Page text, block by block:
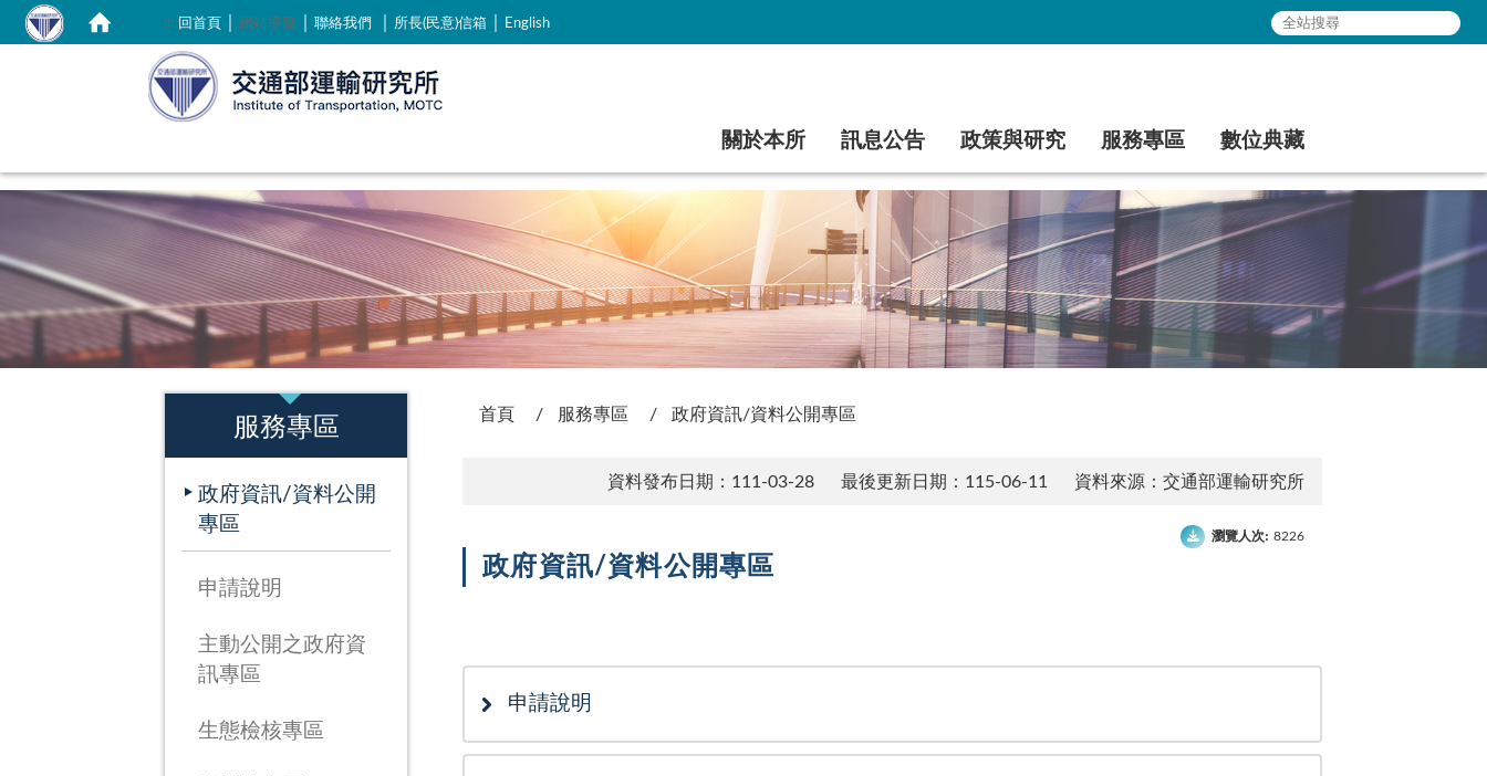
::: 回首頁｜ 網站導覽 聯絡我們｜ 所長(民意)信箱｜ English
關於本所 訊息公告 政策與研究 服務專區 數位典藏
服務專區
政府資訊/資料公開
專區
申請說明
主動公開之政府資
訊專區
生態檢核專區
首頁 服務專區 政府資訊/資料公開專區
資料發布日期：111-03-28 最後更新日期：115-06-11 資料來源：交通部運輸研究所
瀏覽人次: 8226
政府資訊/資料公開專區
申請說明